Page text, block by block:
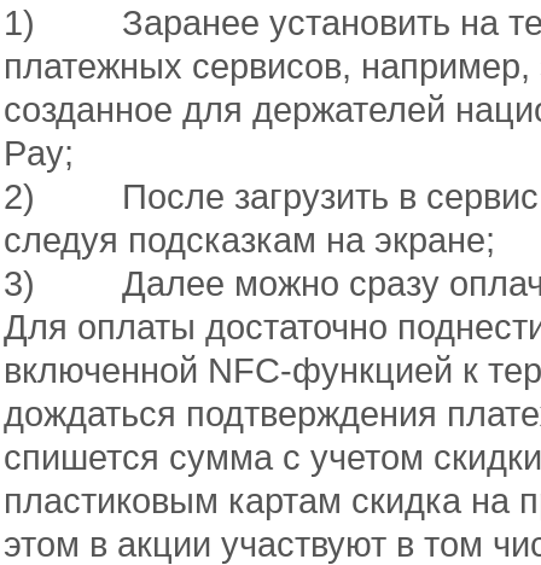
1) Заранее установить на
платежных сервисов,
созданное для держателей
Pay;
2) После загрузить в сервис
следуя подсказкам на экране;
3) Далее можно сразу
Для оплаты достаточно
включенной NFC-функцией к
дождаться подтверждения
спишется сумма с учетом
пластиковым картам скидка на
этом в акции участвуют в том